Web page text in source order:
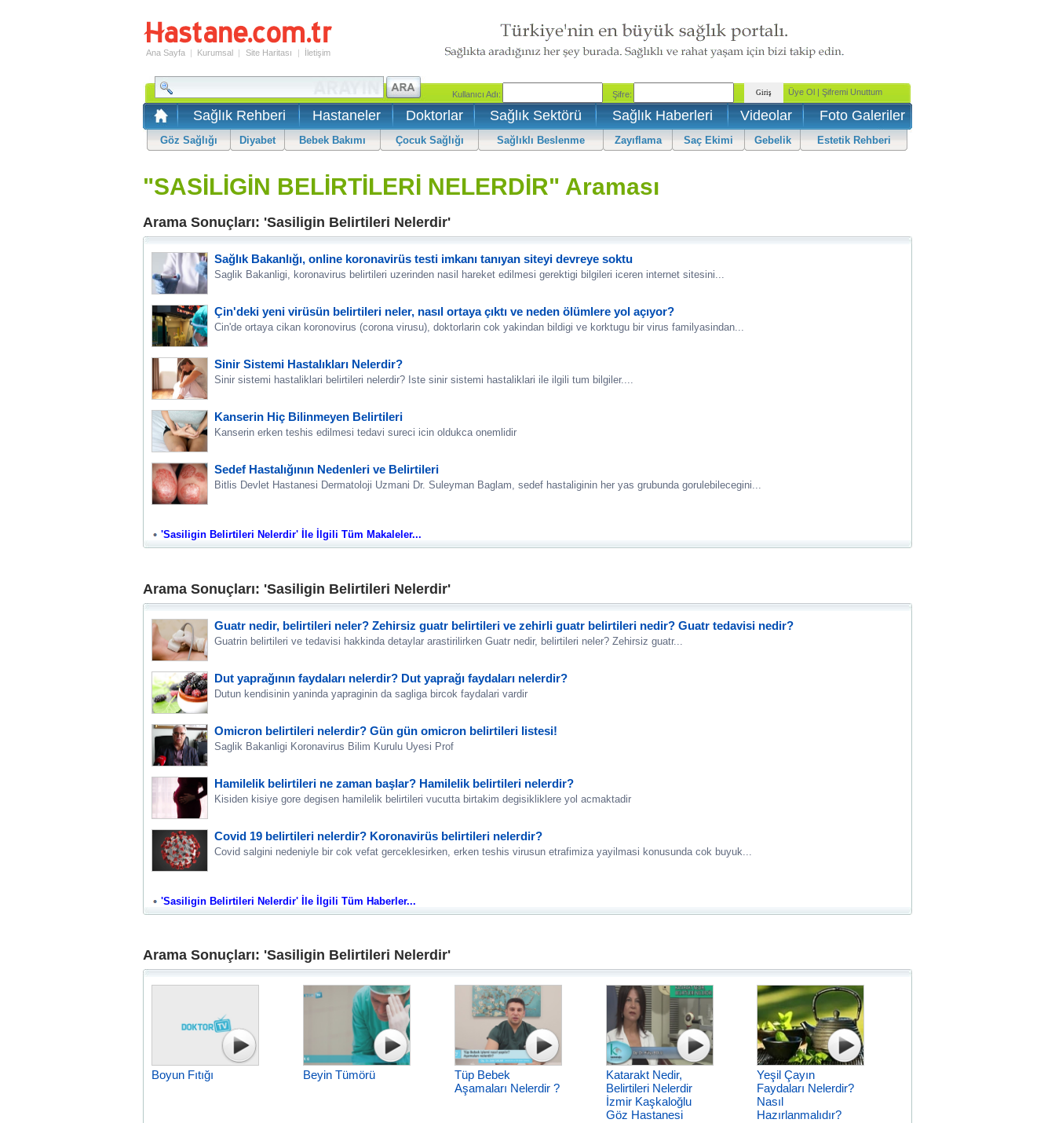
Ana Sayfa | Kurumsal | Site Haritası | İletişim
Sağlık Rehberi Hastaneler Doktorlar Sağlık Sektörü Sağlık Haberleri Videolar Foto Galeriler
Göz Sağlığı Diyabet Bebek Bakımı Çocuk Sağlığı Sağlıklı Beslenme Zayıflama Saç Ekimi Gebelik Estetik Rehberi
"SASİLİGİN BELİRTİLERİ NELERDİR" Araması
Arama Sonuçları: 'Sasiligin Belirtileri Nelerdir'
Sağlık Bakanlığı, online koronavirüs testi imkanı tanıyan siteyi devreye soktu
Saglik Bakanligi, koronavirus belirtileri uzerinden nasil hareket edilmesi gerektigi bilgileri iceren internet sitesini...
Çin'deki yeni virüsün belirtileri neler, nasıl ortaya çıktı ve neden ölümlere yol açıyor?
Cin'de ortaya cikan koronovirus (corona virusu), doktorlarin cok yakindan bildigi ve korktugu bir virus familyasindan...
Sinir Sistemi Hastalıkları Nelerdir?
Sinir sistemi hastaliklari belirtileri nelerdir? Iste sinir sistemi hastaliklari ile ilgili tum bilgiler....
Kanserin Hiç Bilinmeyen Belirtileri
Kanserin erken teshis edilmesi tedavi sureci icin oldukca onemlidir
Sedef Hastalığının Nedenleri ve Belirtileri
Bitlis Devlet Hastanesi Dermatoloji Uzmani Dr. Suleyman Baglam, sedef hastaliginin her yas grubunda gorulebilecegini...
'Sasiligin Belirtileri Nelerdir' İle İlgili Tüm Makaleler...
Arama Sonuçları: 'Sasiligin Belirtileri Nelerdir'
Guatr nedir, belirtileri neler? Zehirsiz guatr belirtileri ve zehirli guatr belirtileri nedir? Guatr tedavisi nedir?
Guatrin belirtileri ve tedavisi hakkinda detaylar arastirilirken Guatr nedir, belirtileri neler? Zehirsiz guatr...
Dut yaprağının faydaları nelerdir? Dut yaprağı faydaları nelerdir?
Dutun kendisinin yaninda yapraginin da sagliga bircok faydalari vardir
Omicron belirtileri nelerdir? Gün gün omicron belirtileri listesi!
Saglik Bakanligi Koronavirus Bilim Kurulu Uyesi Prof
Hamilelik belirtileri ne zaman başlar? Hamilelik belirtileri nelerdir?
Kisiden kisiye gore degisen hamilelik belirtileri vucutta birtakim degisikliklere yol acmaktadir
Covid 19 belirtileri nelerdir? Koronavirüs belirtileri nelerdir?
Covid salgini nedeniyle bir cok vefat gerceklesirken, erken teshis virusun etrafimiza yayilmasi konusunda cok buyuk...
'Sasiligin Belirtileri Nelerdir' İle İlgili Tüm Haberler...
Arama Sonuçları: 'Sasiligin Belirtileri Nelerdir'
Boyun Fıtığı Beyin Tümörü
Tüp Bebek
Aşamaları Nelerdir ?
Katarakt Nedir,
Belirtileri Nelerdir
İzmir Kaşkaloğlu
Göz Hastanesi
Yeşil Çayın
Faydaları Nelerdir?
Nasıl
Hazırlanmalıdır?